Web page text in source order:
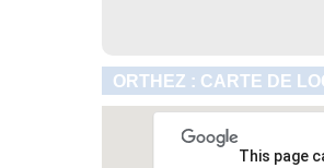
ORTHEZ : CARTE DE
This page